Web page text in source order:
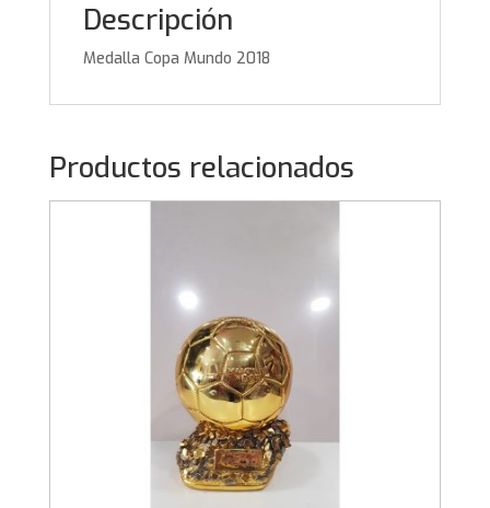
Descripción
Medalla Copa Mundo 2018
Productos relacionados